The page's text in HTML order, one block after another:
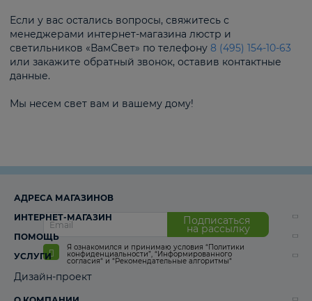
Если у вас остались вопросы, свяжитесь с
менеджерами интернет-магазина люстр и
светильников «ВамСвет» по телефону 8 (495) 154-10-63
или закажите обратный звонок, оставив контактные
данные.
Мы несем свет вам и вашему дому!
Подписаться
на рассылку
Я ознакомился и принимаю условия “Политики
конфиденциальности”, “Информированного
согласия“ и “Рекомендательные алгоритмы“
АДРЕСА МАГАЗИНОВ
ИНТЕРНЕТ-МАГАЗИН
ПОМОЩЬ
УСЛУГИ
Дизайн-проект